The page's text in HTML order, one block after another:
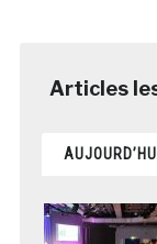
AUJOURD’HUI